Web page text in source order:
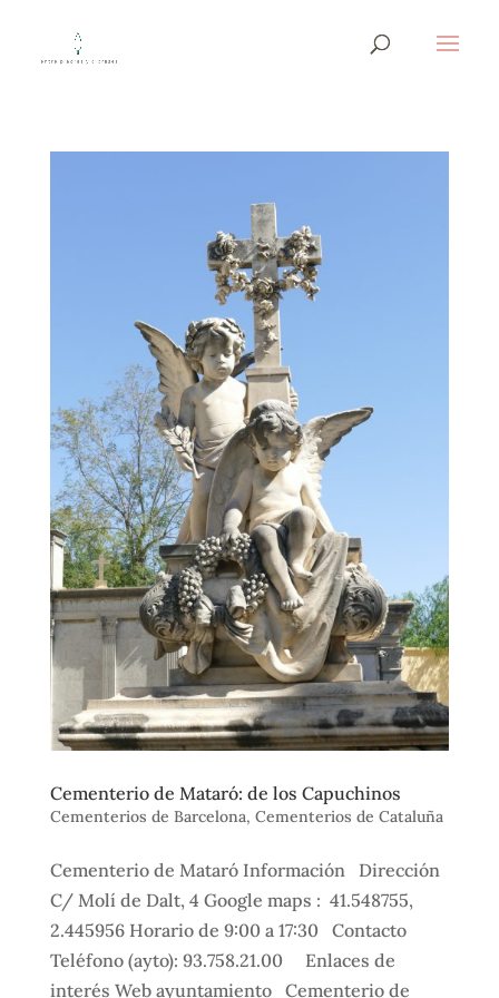
Cementerio de Mataró: de los Capuchinos
Cementerios de Barcelona, Cementerios de Cataluña
Cementerio de Mataró Información Dirección
C/ Molí de Dalt, 4 Google maps : 41.548755,
2.445956 Horario de 9:00 a 17:30 Contacto
Teléfono (ayto): 93.758.21.00 Enlaces de
interés Web ayuntamiento Cementerio de